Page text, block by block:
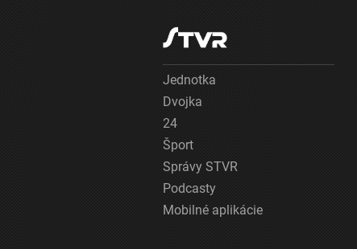
Jednotka
Dvojka
24
Šport
Správy STVR
Podcasty
Mobilné aplikácie